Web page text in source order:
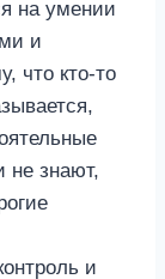
на умении
и
что кто-то
не знают,
и